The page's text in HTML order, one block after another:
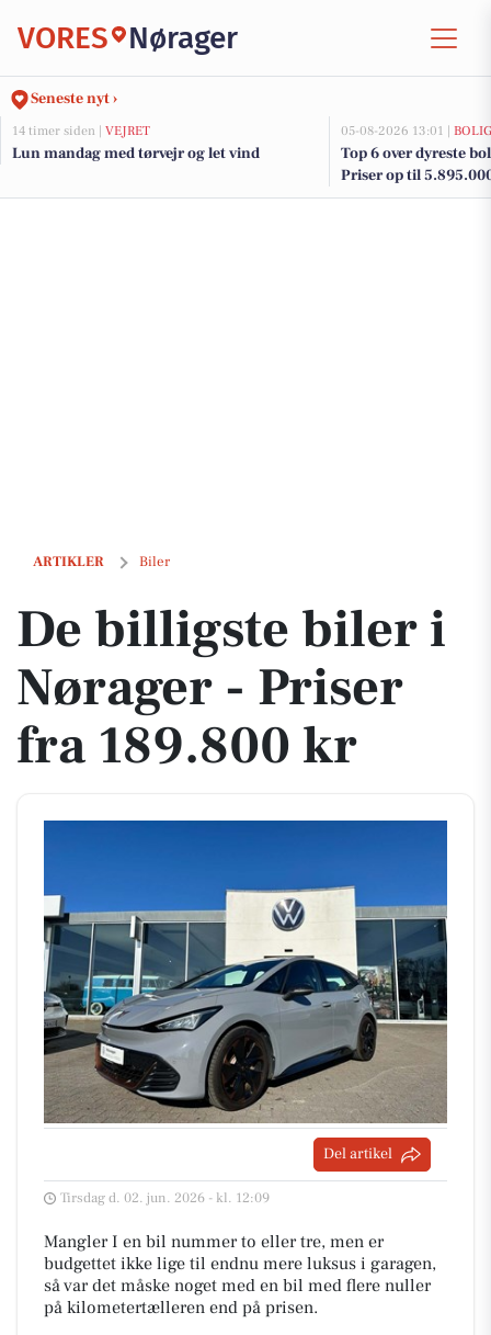
VORES Nørager
Seneste nyt ›
14 timer siden | VEJRET
Lun mandag med tørvejr og let vind
05-08-2026 13:01 |
Top 6 over dyreste
Priser op til
ARTIKLER Biler
De billigste biler i Nørager - Priser fra 189.800 kr
De billigste biler i
Nørager - Priser
fra 189.800 kr
Del artikel
Tirsdag d. 02. jun. 2026 - kl. 12:09
Mangler I en bil nummer to eller tre, men er
budgettet ikke lige til endnu mere luksus i garagen,
så var det måske noget med en bil med flere nuller
på kilometertælleren end på prisen.